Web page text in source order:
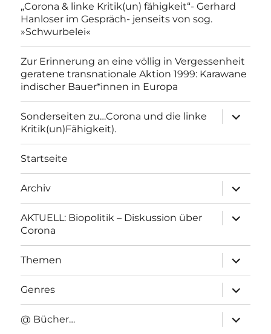
„Corona & linke Kritik(un) fähigkeit“- Gerhard
Hanloser im Gespräch- jenseits von sog.
»Schwurbelei«
Zur Erinnerung an eine völlig in Vergessenheit
geratene transnationale Aktion 1999: Karawane
indischer Bauer*innen in Europa
Sonderseiten zu…Corona und die linke
Kritik(un)Fähigkeit).
anzeigen
Startseite
Archiv
anzeigen
AKTUELL: Biopolitik – Diskussion über
Corona
anzeigen
Themen
anzeigen
Genres
anzeigen
@ Bücher…
anzeigen